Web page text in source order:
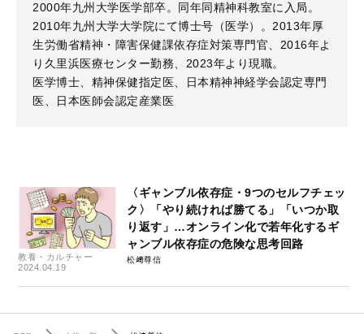
2000年九州大学医学部卒。同年同精神科教室に入局。
2010年九州大学大学院にて博士号（医学）。2013年厚
生労働省精神・障害保健課依存症対策専門官、2016年よ
り久里浜医療センター勤務、2023年より現職。
医学博士、精神保健指定医、日本精神神経学会認定専門
医、日本医師会認定産業医
教養・カルチャー
2024.04.19
〈ギャンブル依存症・9つのセルフチェッ
ク〉「やり続ければ勝てる」「いつか取
り返す」…オンライン化で若年化するギ
ャンブル依存症の危険な思考回路
松﨑尊信